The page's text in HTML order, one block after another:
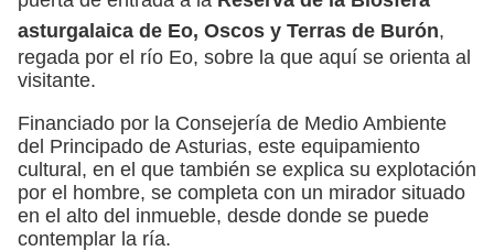
asturgalaica de Eo, Oscos y Terras de Burón,
regada por el río Eo, sobre la que aquí se orienta al
visitante.
Financiado por la Consejería de Medio Ambiente
del Principado de Asturias, este equipamiento
cultural, en el que también se explica su explotación
por el hombre, se completa con un mirador situado
en el alto del inmueble, desde donde se puede
contemplar la ría.